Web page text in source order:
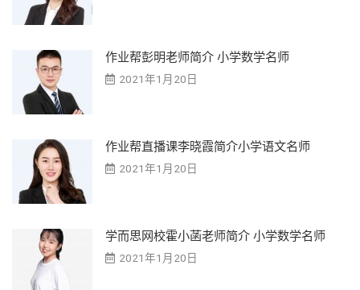
作业帮彭明老师简介 小学数学名师
2021年1月20日
作业帮直播课李晓霞简介小学语文名师
2021年1月20日
学而思网校霍小菡老师简介 小学数学名师
2021年1月20日